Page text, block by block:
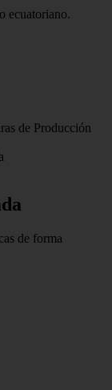
ecuatoriano.
de forma